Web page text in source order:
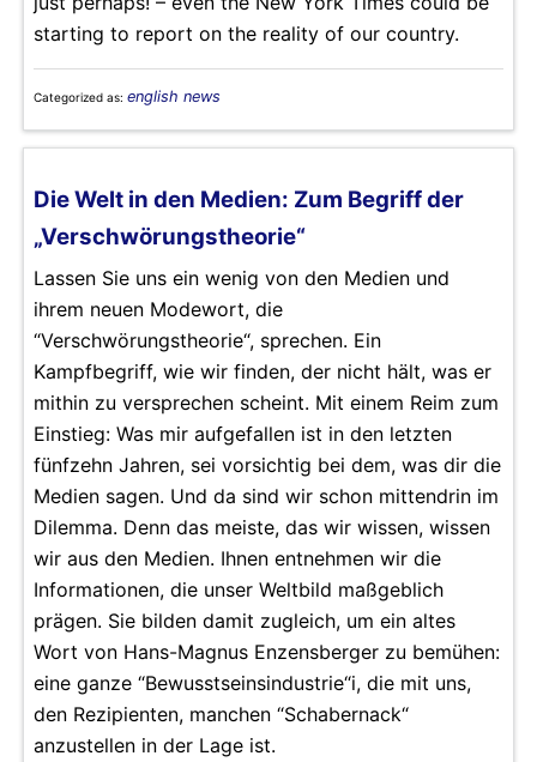
starting to report on the reality of our country.
Categorized as: english news
Die Welt in den Medien: Zum Begriff der
„Verschwörungstheorie“
Lassen Sie uns ein wenig von den Medien und
ihrem neuen Modewort, die
“Verschwörungstheorie“, sprechen. Ein
Kampfbegriff, wie wir finden, der nicht hält, was er
mithin zu versprechen scheint. Mit einem Reim zum
Einstieg: Was mir aufgefallen ist in den letzten
fünfzehn Jahren, sei vorsichtig bei dem, was dir die
Medien sagen. Und da sind wir schon mittendrin im
Dilemma. Denn das meiste, das wir wissen, wissen
wir aus den Medien. Ihnen entnehmen wir die
Informationen, die unser Weltbild maßgeblich
prägen. Sie bilden damit zugleich, um ein altes
Wort von Hans-Magnus Enzensberger zu bemühen:
eine ganze “Bewusstseinsindustrie“i, die mit uns,
den Rezipienten, manchen “Schabernack“
anzustellen in der Lage ist.